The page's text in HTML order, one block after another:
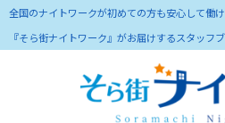
全国のナイトワークが初めての方も安心して働
『そら街ナイトワーク』がお届けするスタッフブ